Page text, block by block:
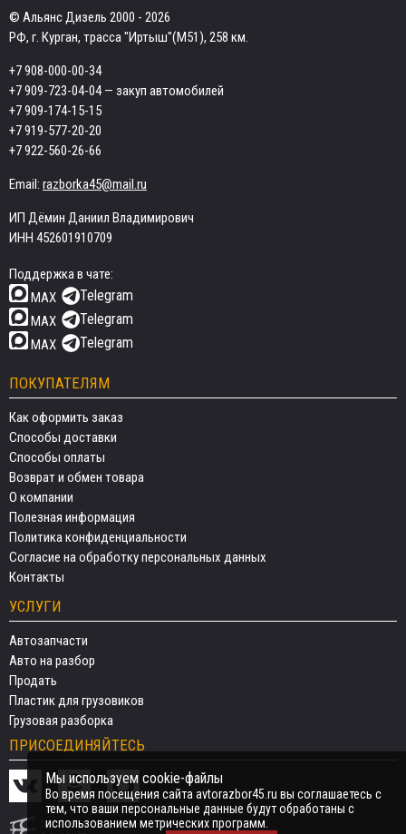
© Альянс Дизель 2000 - 2026
РФ, г. Курган, трасса "Иртыш"(М51), 258 км.
+7 908-000-00-34
+7 909-723-04-04— закуп автомобилей
+7 909-174-15-15
+7 919-577-20-20
+7 922-560-26-66
Email: razborka45@mail.ru
ИП Дёмин Даниил Владимирович
ИНН 452601910709
Поддержка в чате:
MAX
Telegram
MAX Telegram
MAX Telegram
ПОКУПАТЕЛЯМ
Как оформить заказ
Способы доставки
Способы оплаты
Возврат и обмен товара
О компании
Полезная информация
Политика конфиденциальности
Согласие на обработку персональных данных
Контакты
УСЛУГИ
Автозапчасти
Авто на разбор
Продать
Пластик для грузовиков
Грузовая разборка
ПРИСОЕДИНЯЙТЕСЬ
СДЕЛАНО
Мы используем cookie-файлы
Во время посещения сайта avtorazbor45.ru вы соглашаетесь с
тем, что ваши персональные данные будут обработаны с
использованием метрических программ.